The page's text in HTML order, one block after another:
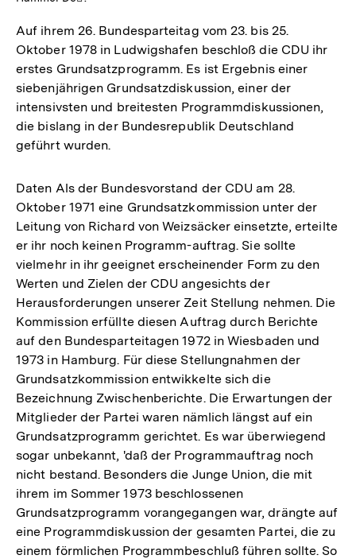
Auf ihrem 26. Bundesparteitag vom 23. bis 25.
Oktober 1978 in Ludwigshafen beschloß die CDU ihr
erstes Grundsatzprogramm. Es ist Ergebnis einer
siebenjährigen Grundsatzdiskussion, einer der
intensivsten und breitesten Programmdiskussionen,
die bislang in der Bundesrepublik Deutschland
geführt wurden.
Daten Als der Bundesvorstand der CDU am 28.
Oktober 1971 eine Grundsatzkommission unter der
Leitung von Richard von Weizsäcker einsetzte, erteilte
er ihr noch keinen Programm-auftrag. Sie sollte
vielmehr in ihr geeignet erscheinender Form zu den
Werten und Zielen der CDU angesichts der
Herausforderungen unserer Zeit Stellung nehmen. Die
Kommission erfüllte diesen Auftrag durch Berichte
auf den Bundesparteitagen 1972 in Wiesbaden und
1973 in Hamburg. Für diese Stellungnahmen der
Grundsatzkommission entwikkelte sich die
Bezeichnung Zwischenberichte. Die Erwartungen der
Mitglieder der Partei waren nämlich längst auf ein
Grundsatzprogramm gerichtet. Es war überwiegend
sogar unbekannt, 'daß der Programmauftrag noch
nicht bestand. Besonders die Junge Union, die mit
ihrem im Sommer 1973 beschlossenen
Grundsatzprogramm vorangegangen war, drängte auf
eine Programmdiskussion der gesamten Partei, die zu
einem förmlichen Programmbeschluß führen sollte. So